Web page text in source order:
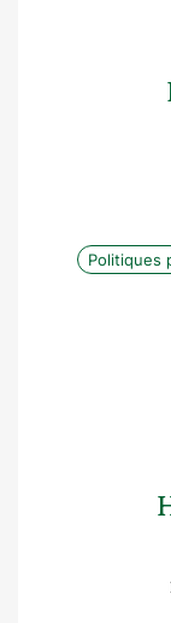
Politiques